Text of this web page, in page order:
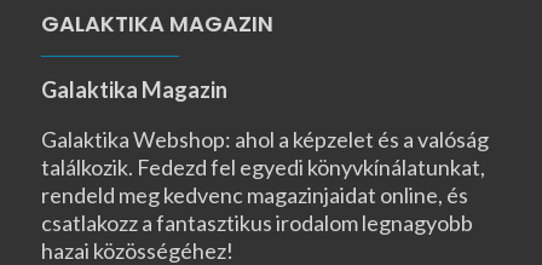
GALAKTIKA MAGAZIN
Galaktika Magazin
Galaktika Webshop: ahol a képzelet és a valóság
találkozik. Fedezd fel egyedi könyvkínálatunkat,
rendeld meg kedvenc magazinjaidat online, és
csatlakozz a fantasztikus irodalom legnagyobb
hazai közösségéhez!